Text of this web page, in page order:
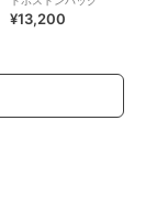
¥13,200